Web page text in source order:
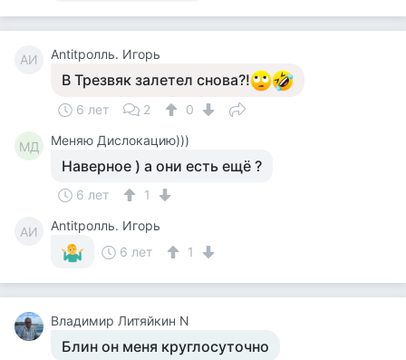
AИ Antitролль. Игорь
В Трезвяк залетел снова?!
6 лет 2 0
МД Меняю Дислокацию)))
Наверное ) а они есть ещё ?
6 лет 1
AИ
Antitролль. Игорь
6 лет
1
Владимир Литяйкин N
Блин он меня круглосуточно